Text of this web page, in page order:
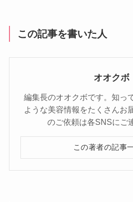
この記事を書いた人
オオクボ
編集長のオオクボです。知っ
ような美容情報をたくさんお
のご依頼は各SNSにご
この著者の記事